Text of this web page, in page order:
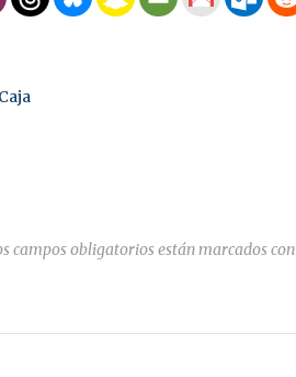
campos obligatorios están marcados con